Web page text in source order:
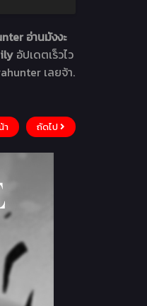
อ่านมังงะ
อัปเดตเร็วไว
เลยจ้า.
า ถัดไป